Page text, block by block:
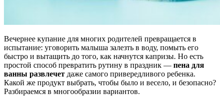
Вечернее купание для многих родителей превращается в
испытание: уговорить малыша залезть в воду, помыть его
быстро и вытащить до того, как начнутся капризы. Но есть
простой способ превратить рутину в праздник — пена для
ванны развлечет даже самого привередливого ребенка.
Какой же продукт выбрать, чтобы было и весело, и безопасно?
Разбираемся в многообразии вариантов.